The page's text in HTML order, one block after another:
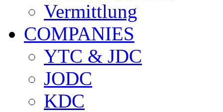
Vermittlung
COMPANIES
YTC & JDC
JODC
KDC